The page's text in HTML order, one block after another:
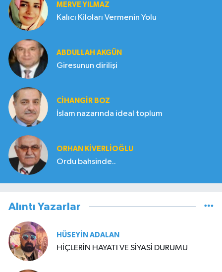
MERVE YILMAZ
Kalıcı Kiloları Vermenin Yolu
ABDULLAH AKGÜN
Giresunun dirilişi
CIHANGIR BOZ
İslam nazarında ideal toplum
ORHAN KIVERLIOĞLU
Ordu bahsinde..
Alıntı Yazarlar
HÜSEYIN ADALAN
HİÇLERİN HAYATI VE SİYASİ DURUMU